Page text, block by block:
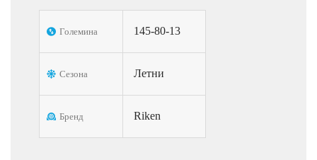
Големина 145-80-13
Сезона Летни
Бренд Riken